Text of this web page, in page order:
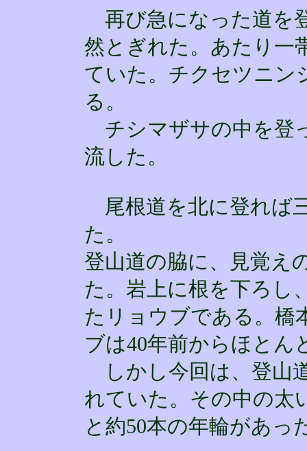
再び急になった道を
然とぎれた。あたり一
ていた。チクセツニン
る。
チシマザサの中を登
流した。
尾根道を北に登れば
た。
登山道の脇に、見覚え
た。岩上に根を下ろし
たリョウブである。橋
ブは40年前からほとん
しかし今回は、登山
れていた。その中の太
と約50本の年輪があっ